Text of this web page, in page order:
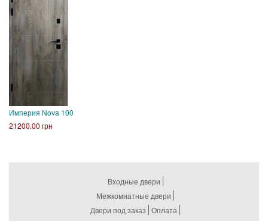
Империя Nova 100
21200.00 грн
Входные двери
Межкомнатные двери
Двери под заказ Оплата